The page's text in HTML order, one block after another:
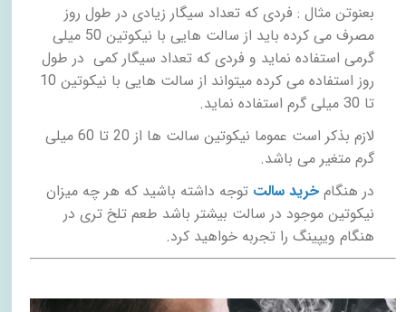
بعنوتن مثال : فردی که تعداد سیگار زیادی در طول روز
مصرف می کرده باید از سالت هایی با نیکوتین 50 میلی
گرمی استفاده نماید و فردی که تعداد سیگار کمی در طول
روز استفاده می کرده میتواند از سالت هایی با نیکوتین 10
تا 30 میلی گرم استفاده نماید.
لازم بذکر است عموما نیکوتین سالت ها از 20 تا 60 میلی
گرم متغیر می باشد.
در هنگام خرید سالت توجه داشته باشید که هر چه میزان
نیکوتین موجود در سالت بیشتر باشد طعم تلخ تری در
هنگام ویپینگ را تجربه خواهید کرد.